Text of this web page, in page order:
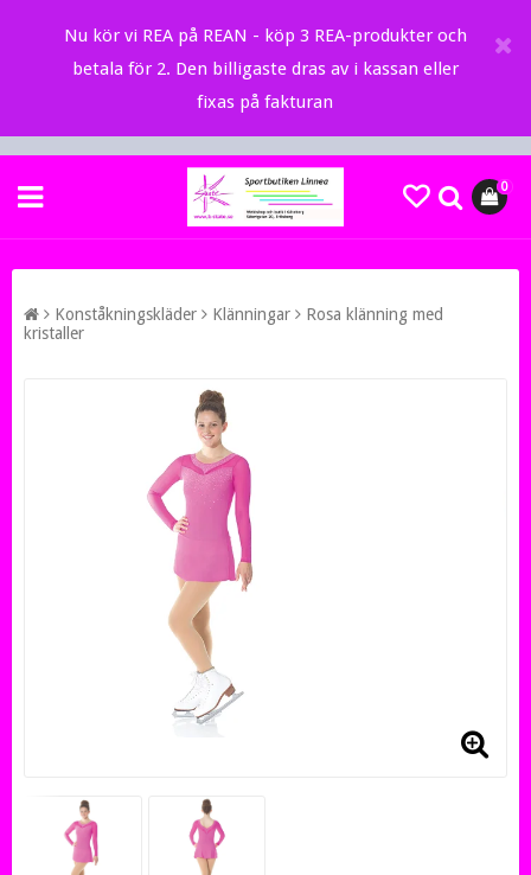
Nu kör vi REA på REAN - köp 3 REA-produkter och
betala för 2. Den billigaste dras av i kassan eller
fixas på fakturan
0
Konståkningskläder Klänningar
Rosa klänning med
kristaller